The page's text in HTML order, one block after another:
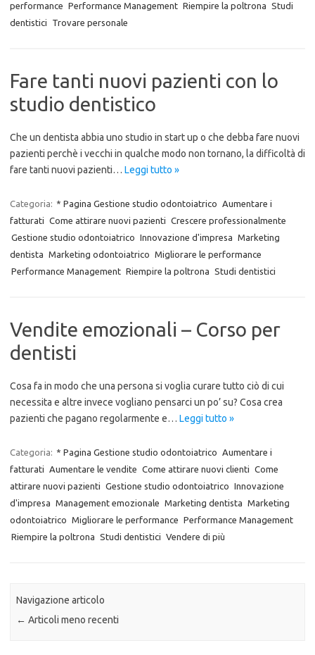
performance Performance Management Riempire la poltrona Studi
dentistici
Trovare personale
Fare tanti nuovi pazienti con lo
studio dentistico
Che un dentista abbia uno studio in start up o che debba fare nuovi
pazienti perchè i vecchi in qualche modo non tornano, la difficoltà di
fare tanti nuovi pazienti… Leggi tutto »
Categoria: * Pagina Gestione studio odontoiatrico Aumentare i
fatturati Come attirare nuovi pazienti Crescere professionalmente
Gestione studio odontoiatrico Innovazione d'impresa Marketing
dentista Marketing odontoiatrico Migliorare le performance
Performance Management Riempire la poltrona Studi dentistici
Vendite emozionali – Corso per
dentisti
Cosa fa in modo che una persona si voglia curare tutto ciò di cui
necessita e altre invece vogliano pensarci un po’ su? Cosa crea
pazienti che pagano regolarmente e… Leggi tutto »
Categoria: * Pagina Gestione studio odontoiatrico Aumentare i
fatturati Aumentare le vendite Come attirare nuovi clienti Come
attirare nuovi pazienti Gestione studio odontoiatrico Innovazione
d'impresa Management emozionale Marketing dentista Marketing
odontoiatrico Migliorare le performance Performance Management
Riempire la poltrona Studi dentistici Vendere di più
Navigazione articolo
← Articoli meno recenti